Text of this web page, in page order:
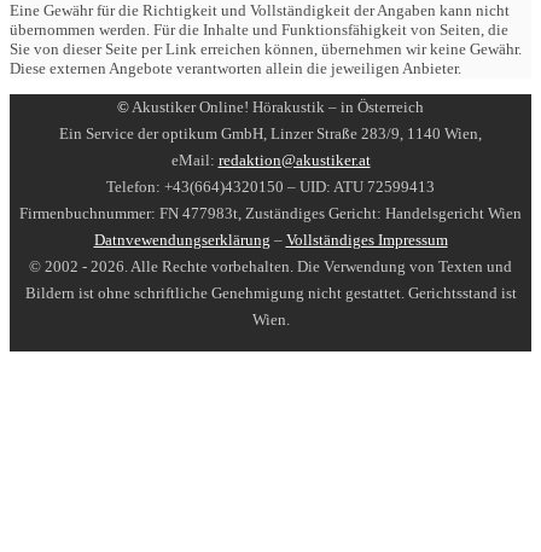
Eine Gewähr für die Richtigkeit und Vollständigkeit der Angaben kann nicht
übernommen werden. Für die Inhalte und Funktionsfähigkeit von Seiten, die
Sie von dieser Seite per Link erreichen können, übernehmen wir keine Gewähr.
Diese externen Angebote verantworten allein die jeweiligen Anbieter.
©Akustiker Online! Hörakustik – in Österreich
Ein Service der optikum GmbH, Linzer Straße 283/9, 1140 Wien,
eMail: redaktion@akustiker.at
Telefon: +43(664)4320150 – UID: ATU 72599413
Firmenbuchnummer: FN 477983t, Zuständiges Gericht: Handelsgericht Wien
Datnvewendungserklärung – Vollständiges Impressum
© 2002 - 2026. Alle Rechte vorbehalten. Die Verwendung von Texten und
Bildern ist ohne schriftliche Genehmigung nicht gestattet. Gerichtsstand ist
Wien.